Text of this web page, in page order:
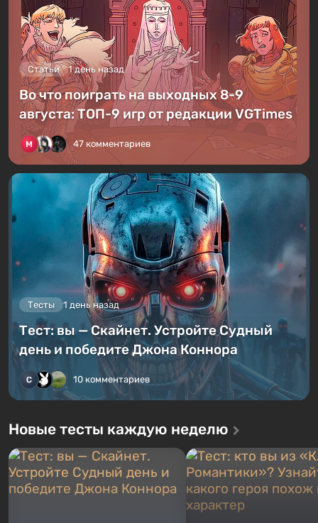
Статьи 1 день назад
Во что поиграть на выходных 8-9
августа: ТОП-9 игр от редакции VGTimes
47 комментариев
Тесты 1 день назад
Тест: вы — Скайнет. Устройте Судный
день и победите Джона Коннора
10 комментариев
Новые тесты каждую неделю